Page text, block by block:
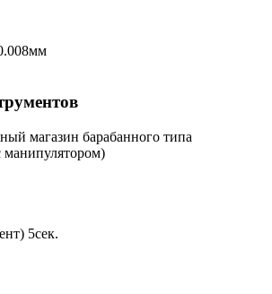
магазин барабанного типа
5сек.